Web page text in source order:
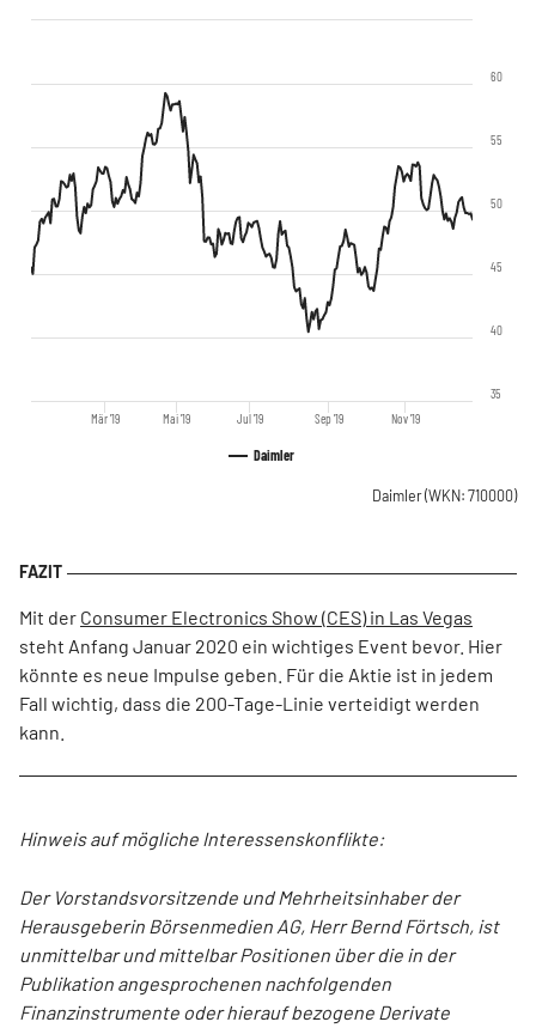
Daimler
Mär '19 Mai '19 Jul '19 Sep '19 Nov '19
35
40
45
50
55
60
Daimler(WKN: 710000)
Mit der Consumer Electronics Show (CES) in Las Vegas
steht Anfang Januar 2020 ein wichtiges Event bevor. Hier
könnte es neue Impulse geben. Für die Aktie ist in jedem
Fall wichtig, dass die 200-Tage-Linie verteidigt werden
kann.
Hinweis auf mögliche Interessenskonflikte:
Der Vorstandsvorsitzende und Mehrheitsinhaber der
Herausgeberin Börsenmedien AG, Herr Bernd Förtsch, ist
unmittelbar und mittelbar Positionen über die in der
Publikation angesprochenen nachfolgenden
Finanzinstrumente oder hierauf bezogene Derivate